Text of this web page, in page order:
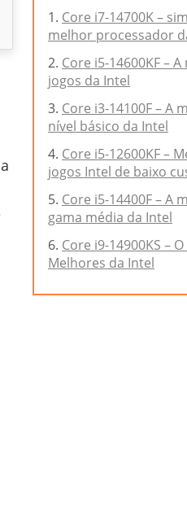
Core i7-14700K –
melhor processador
Core i5-14600KF –
jogos da Intel
Core i3-14100F – A
nível básico da Intel
Core i5-12600KF –
jogos Intel de baixo
Core i5-14400F – A
gama média da Intel
Core i9-14900KS –
Melhores da Intel